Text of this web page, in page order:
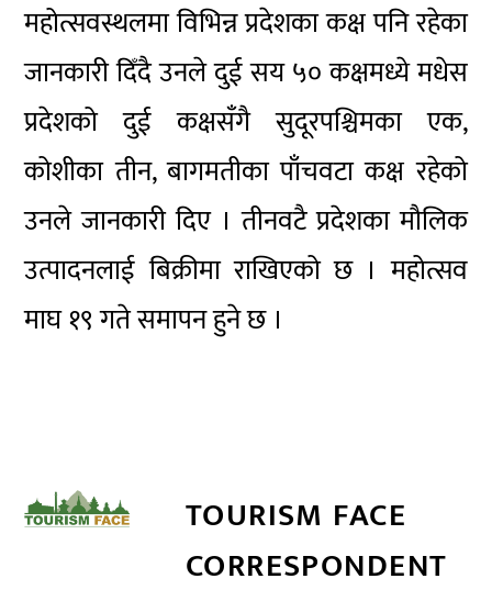
महोत्सवस्थलमा विभिन्न प्रदेशका कक्ष पनि रहेका
जानकारी दिँदै उनले दुई सय ५० कक्षमध्ये मधेस
प्रदेशको दुई कक्षसँगै सुदूरपश्चिमका एक,
कोशीका तीन, बागमतीका पाँचवटा कक्ष रहेको
उनले जानकारी दिए । तीनवटै प्रदेशका मौलिक
उत्पादनलाई बिक्रीमा राखिएको छ । महोत्सव
माघ १९ गते समापन हुने छ ।
TOURISM FACE
CORRESPONDENT